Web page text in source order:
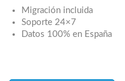
Migración incluida
Soporte 24×7
Datos 100% en España